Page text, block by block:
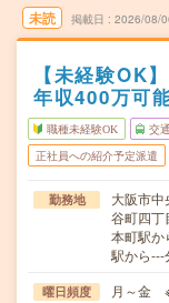
未読 掲載日 2026/08/
【未経験OK
年収400万可
職種未経験OK 交
正社員への紹介予定派遣
勤務地
大阪市中
谷町四丁
本町駅か
駅から---
曜日頻度 月～金